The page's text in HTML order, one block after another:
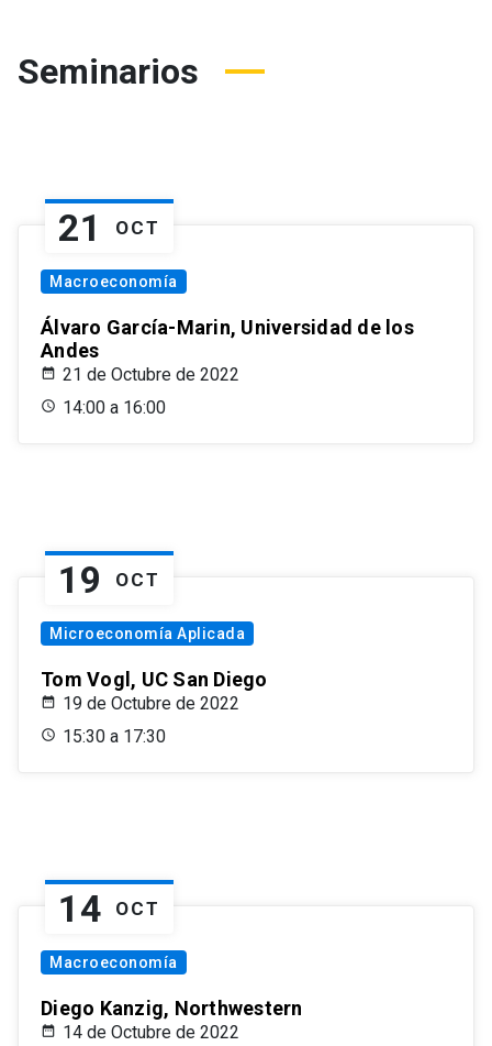
Seminarios
21 OCT
Macroeconomía
Álvaro García-Marin, Universidad de los
Andes
21 de Octubre de 2022
14:00 a 16:00
19 OCT
Microeconomía Aplicada
Tom Vogl, UC San Diego
19 de Octubre de 2022
15:30 a 17:30
14 OCT
Macroeconomía
Diego Kanzig, Northwestern
14 de Octubre de 2022